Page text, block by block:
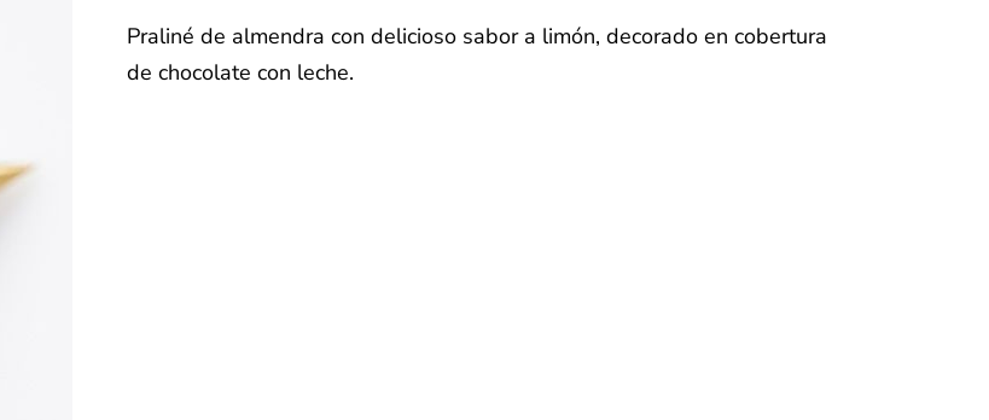
Praliné de almendra con delicioso sabor a limón, decorado en cobertura
de chocolate con leche.